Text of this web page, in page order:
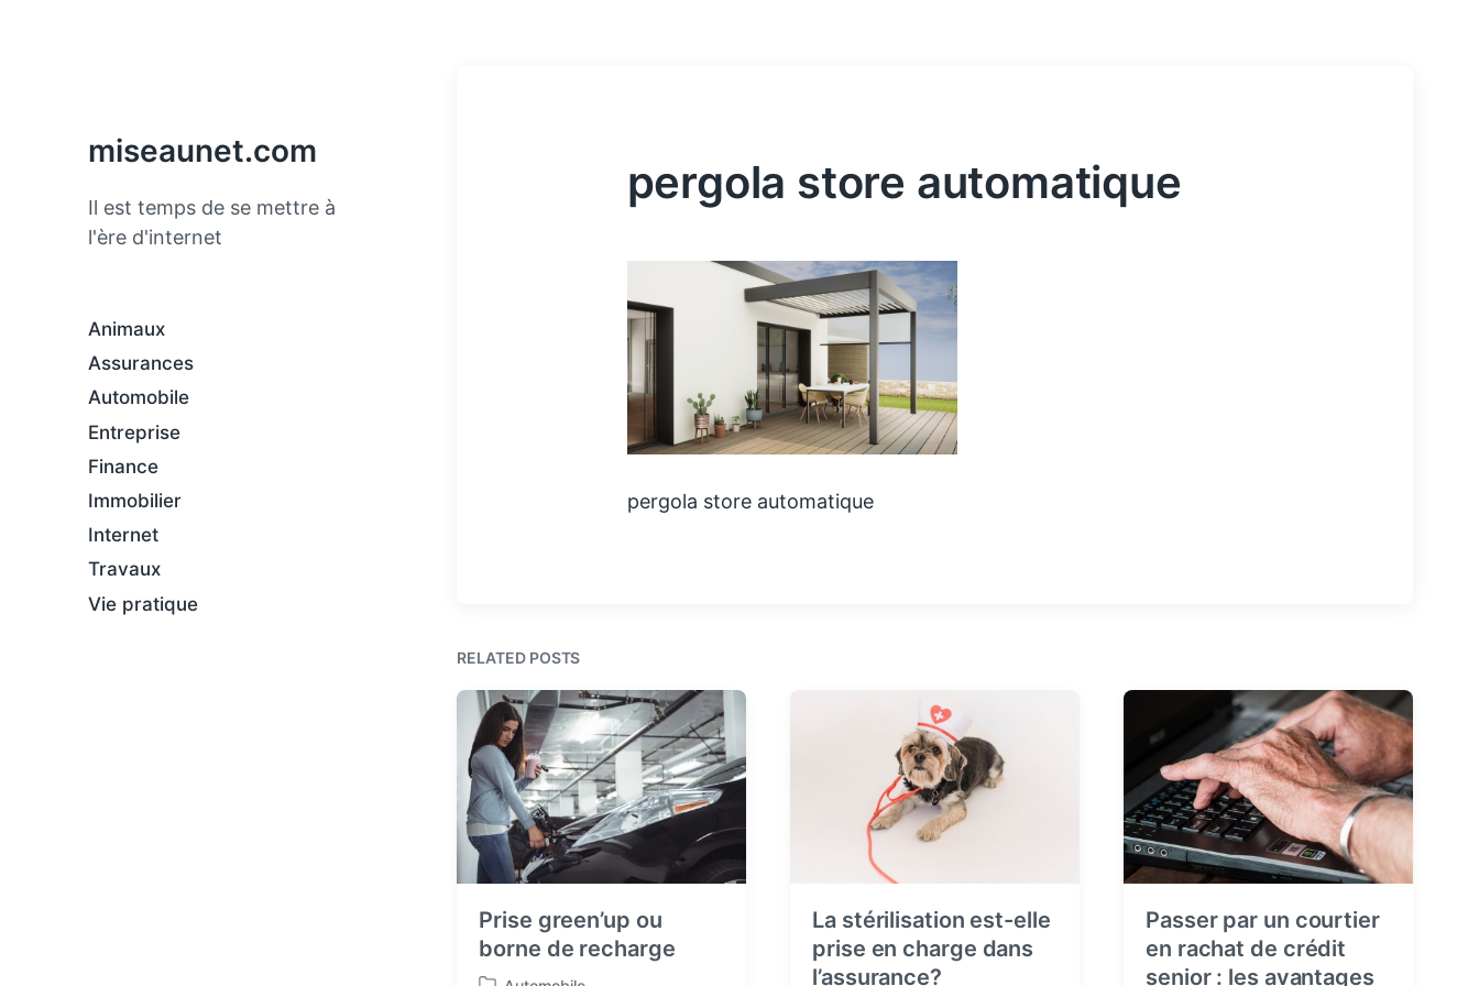
miseaunet.com
Il est temps de se mettre à
l'ère d'internet
Animaux
Assurances
Automobile
Entreprise
Finance
Immobilier
Internet
Travaux
Vie pratique
pergola store automatique
pergola store automatique
RELATED POSTS
Prise green’up ou
borne de recharge
La stérilisation est-elle
prise en charge dans
l’assurance?
Passer par un courtier
en rachat de crédit
senior : les avantages